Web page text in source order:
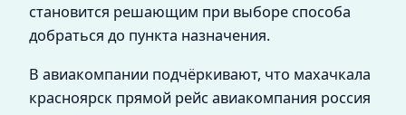
становится решающим при выборе способа
добраться до пункта назначения.
В авиакомпании подчёркивают, что махачкала
красноярск прямой рейс авиакомпания россия